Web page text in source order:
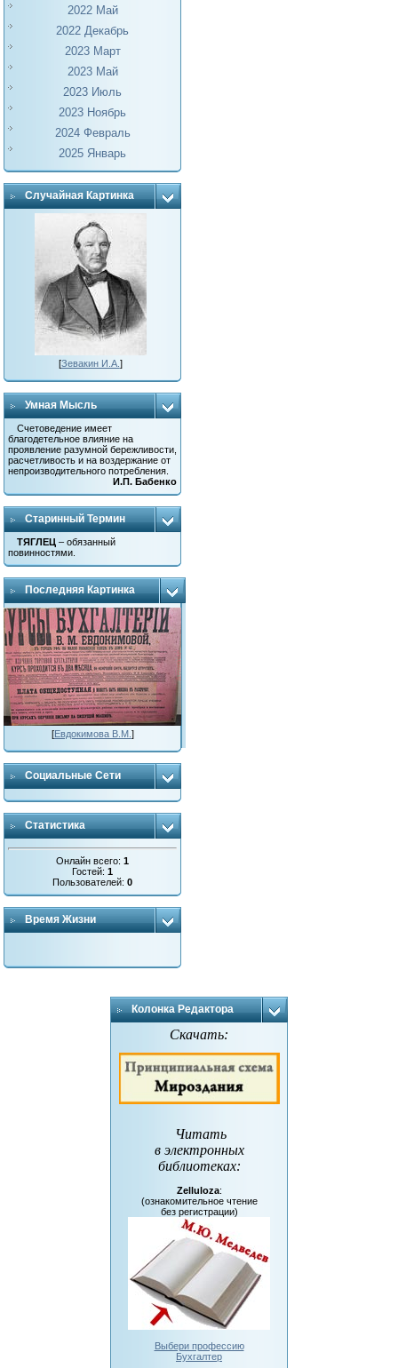
2022 Май
2022 Декабрь
2023 Март
2023 Май
2023 Июль
2023 Ноябрь
2024 Февраль
2025 Январь
Случайная Картинка
[Зевакин И.А. ]
Умная Мысль
Счетоведение имеет
благодетельное влияние на
проявление разумной бережливости,
расчетливость и на воздержание от
непроизводительного потребления.
И.П. Бабенко
Старинный Термин
ТЯГЛЕЦ – обязанный
повинностями.
Последняя Картинка
[Евдокимова В.М. ]
Социальные Сети
Статистика
Онлайн всего:1
Гостей:1
Пользователей:0
Время Жизни
Колонка Редактора
Скачать:
Читать
в электронных
библиотеках:
Zelluloza:
(ознакомительное чтение
без регистрации)
Выбери профессию
Бухгалтер